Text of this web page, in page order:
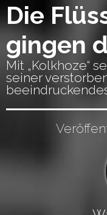
Die
gingen
Mit „Kolkhoze“
seiner